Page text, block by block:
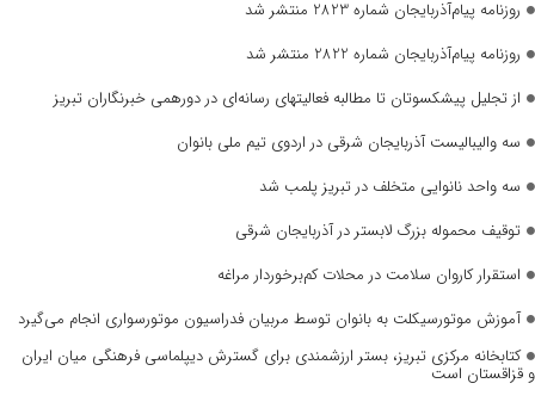
روزنامه پیام‌آذربایجان شماره 2823 منتشر شد
روزنامه پیام‌آذربایجان شماره 2822 منتشر شد
از تجلیل پیشکسوتان تا مطالبه فعالیتهای رسانه‌ای در دورهمی خبرنگاران تبریز
سه والیبالیست آذربایجان‌ شرقی در اردوی تیم ملی بانوان
سه واحد نانوایی متخلف در تبریز پلمب شد
توقیف محموله بزرگ لابستر در آذربایجان شرقی
استقرار کاروان سلامت در محلات کم‌برخوردار مراغه
آموزش موتورسیکلت به بانوان توسط مربیان فدراسیون موتورسواری انجام می‌گیرد
کتابخانه مرکزی تبریز، بستر ارزشمندی برای گسترش دیپلماسی فرهنگی میان ایران
و قزاقستان است